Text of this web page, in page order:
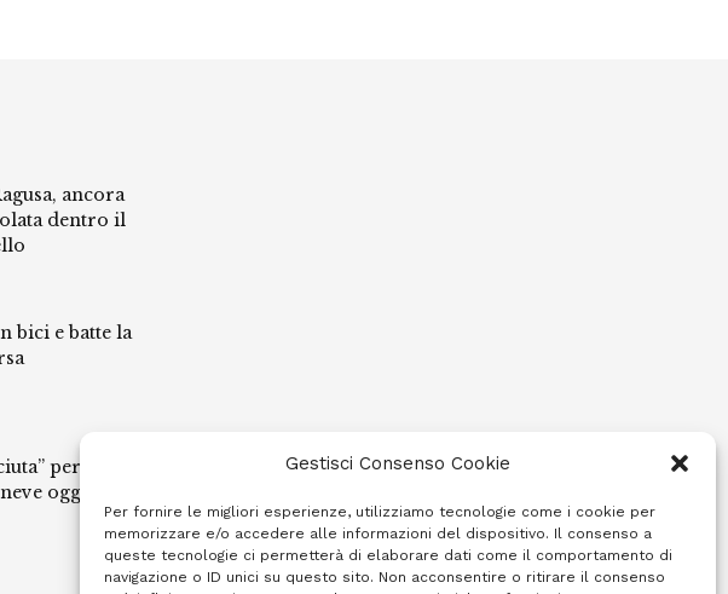
Gestisci Consenso Cookie
Per fornire le migliori esperienze, utilizziamo tecnologie come i cookie per
memorizzare e/o accedere alle informazioni del dispositivo. Il consenso a
queste tecnologie ci permetterà di elaborare dati come il comportamento di
navigazione o ID unici su questo sito. Non acconsentire o ritirare il consenso
ancora
dentro il
bici e batte la
per la
oggi a